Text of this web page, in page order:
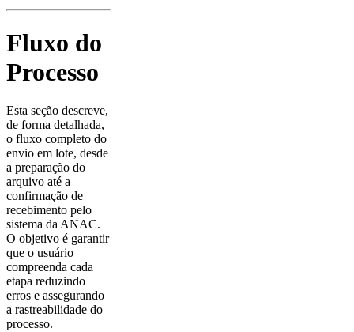
Fluxo do
Processo
Esta seção descreve,
de forma detalhada,
o fluxo completo do
envio em lote, desde
a preparação do
arquivo até a
confirmação de
recebimento pelo
sistema da ANAC.
O objetivo é garantir
que o usuário
compreenda cada
etapa reduzindo
erros e assegurando
a rastreabilidade do
processo.